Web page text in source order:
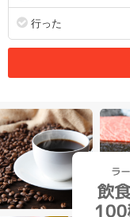
行った